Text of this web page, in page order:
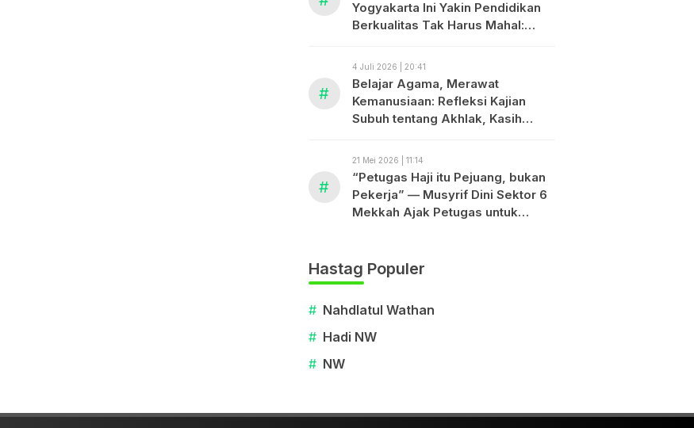
Yogyakarta Ini Yakin Pendidikan
Berkualitas Tak Harus Mahal:
dengan Uang.”
#
4 Juli 2026 | 20:41
Belajar Agama, Merawat
Kemanusiaan: Refleksi Kajian
Subuh tentang Akhlak, Kasih
#
21 Mei 2026 | 11:14
“Petugas Haji itu Pejuang, bukan
Pekerja” — Musyrif Dini Sektor 6
Mekkah Ajak Petugas untuk
Hastag Populer
# Nahdlatul Wathan
# Hadi NW
# NW